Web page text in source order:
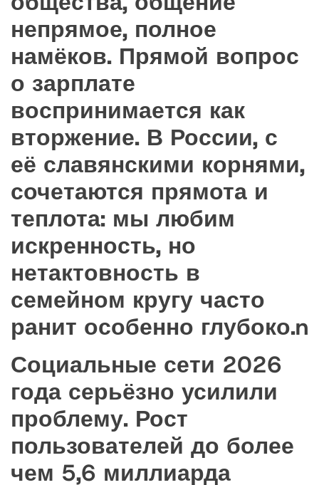
непрямое, полное
намёков. Прямой вопрос
о зарплате
воспринимается как
вторжение. В России, с
её славянскими корнями,
сочетаются прямота и
теплота: мы любим
искренность, но
нетактовность в
семейном кругу часто
ранит особенно глубоко.n
Социальные сети 2026
года серьёзно усилили
проблему. Рост
пользователей до более
чем 5,6 миллиарда